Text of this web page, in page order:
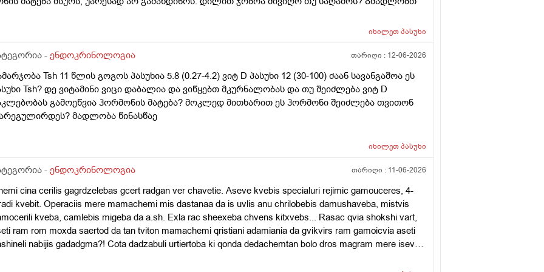
იხილეთპასუხი
- ენდოკრინოლოგია თარიღი : 12-06-2026
Tsh 11 წლის გოგოს პასუხია 5.8 (0.27-4.2) ვიტ D პასუხი 12 (30-100) ძაან სავანგაშოა ეს
Tsh? დე ვიტამინი ვიცი დაბალია და ვიწყებთ მკურნალობას და თუ შეიძლება ვიტ D
გამოეწვია ჰორმონის მატება? მოკლედ მითხარით ეს ჰორმონი შეიძლება თვითონ
მადლობა წინასწაე
იხილეთპასუხი
- ენდოკრინოლოგია თარიღი : 11-06-2026
cina cerilis gagrdzelebas gcert radgan ver chavetie. Aseve kvebis specialuri rejimic gamouceres, 4-
kvebit. Operaciis mere mamachemi mis dastanaa da is uvlis anu chrilobebis damushaveba, mistvis
kveba, camlebis migeba da a.sh. Exla rac sheexeba chvens kitxvebs... Rasac qvia shokshi vart,
ram rom moxda saertod da tan tviton mamachemi qristiani adamiania da gvikvirs ram gamoicvia aseti
nabijis gadadgma?! Cota dadzabuli urtiertoba ki qonda dedachemtan bolo dros magram mere isev